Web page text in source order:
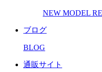
NEW MODEL
ブログ
BLOG
通販サイト